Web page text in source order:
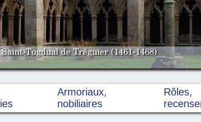
Tugdual de Tréguier (1461-1468)
Armoriaux,
nobiliaires
Rôles,